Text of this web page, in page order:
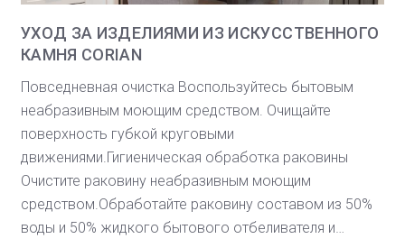
УХОД ЗА ИЗДЕЛИЯМИ ИЗ ИСКУССТВЕННОГО
КАМНЯ CORIAN
Повседневная очистка Воспользуйтесь бытовым
неабразивным моющим средством. Очищайте
поверхность губкой круговыми
движениями.Гигиеническая обработка раковины
Очистите раковину неабразивным моющим
средством.Обработайте раковину составом из 50%
воды и 50% жидкого бытового отбеливателя и…